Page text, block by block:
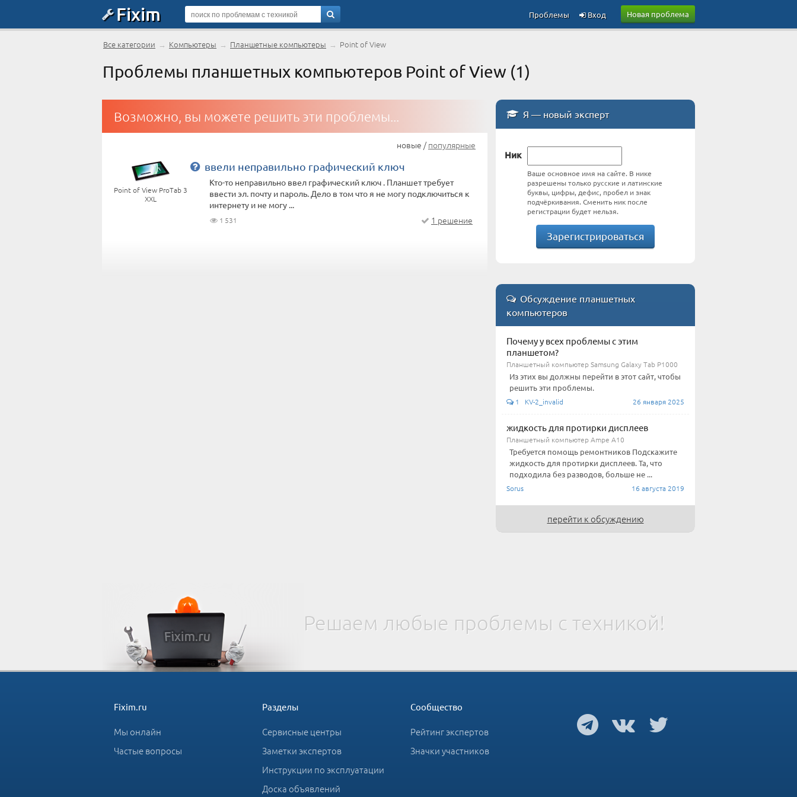
Fixim Новая проблема
Вход
Проблемы
Все категории → Компьютеры → Планшетные компьютеры → Point of View
Проблемы планшетных компьютеров Point of View (1)
Возможно, вы можете решить эти проблемы...
новые /популярные
Point of View ProTab 3
XXL
ввели неправильно графический ключ
Кто-то неправильно ввел графический ключ . Планшет требует
ввести эл. почту и пароль. Дело в том что я не могу подключиться к
интернету и не могу ...
1 531 1 решение
Я — новый эксперт
Ник
Ваше основное имя на сайте. В нике
разрешены только русские и латинские
буквы, цифры, дефис, пробел и знак
подчёркивания. Сменить ник после
регистрации будет нельзя.
Зарегистрироваться
Обсуждение планшетных
компьютеров
Почему у всех проблемы с этим
планшетом?
Планшетный компьютер Samsung Galaxy Tab P1000
Из этих вы должны перейти в этот сайт, чтобы
решить эти проблемы.
1 KV-2_invalid 26 января 2025
жидкость для протирки дисплеев
Планшетный компьютер Ampe A10
Требуется помощь ремонтников Подскажите
жидкость для протирки дисплеев. Та, что
подходила без разводов, больше не ...
Sorus 16 августа 2019
перейти к обсуждению
Решаем любые проблемы с техникой!
Fixim.ru
Мы онлайн
Частые вопросы
Разделы
Сервисные центры
Заметки экспертов
Инструкции по эксплуатации
Доска объявлений
Сообщество
Рейтинг экспертов
Значки участников